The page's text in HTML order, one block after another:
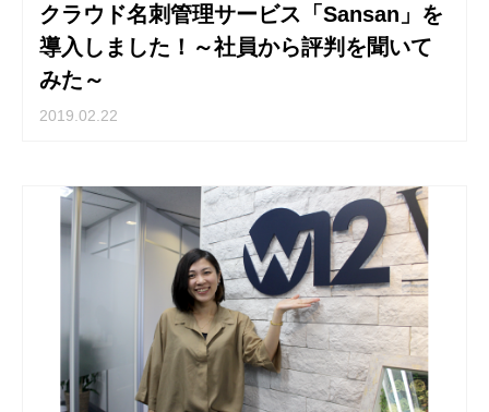
クラウド名刺管理サービス「Sansan」を
導入しました！～社員から評判を聞いて
みた～
2019.02.22